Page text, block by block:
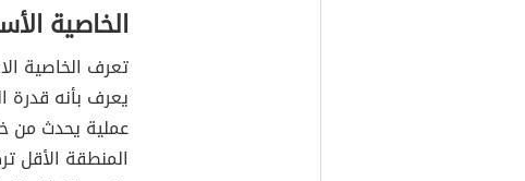
لتعزيز جذب
التجاذب عن طريق
يتحرك الماء من
الخاصية